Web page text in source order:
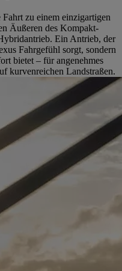
zu einem einzigartigen
Äußeren des Kompakt-
Ein Antrieb, der
Fahrgefühl sorgt, sondern
bietet – für angenehmes
kurvenreichen Landstraßen.